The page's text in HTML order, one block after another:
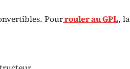
Pourrouler au GPL, la